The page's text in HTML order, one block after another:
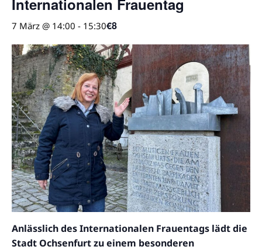
Internationalen Frauentag
7 März @ 14:00 - 15:30€8
Anlässlich des Internationalen Frauentags lädt die
Stadt Ochsenfurt zu einem besonderen